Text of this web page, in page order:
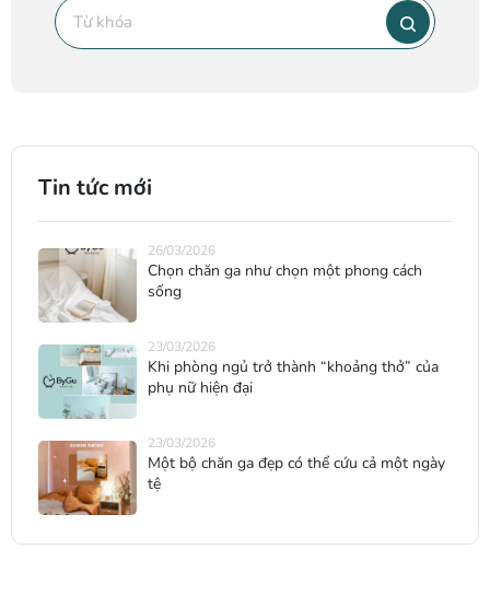
Tin tức mới
26/03/2026
Chọn chăn ga như chọn một phong cách
sống
23/03/2026
Khi phòng ngủ trở thành “khoảng thở” của
phụ nữ hiện đại
23/03/2026
Một bộ chăn ga đẹp có thể cứu cả một ngày
tệ